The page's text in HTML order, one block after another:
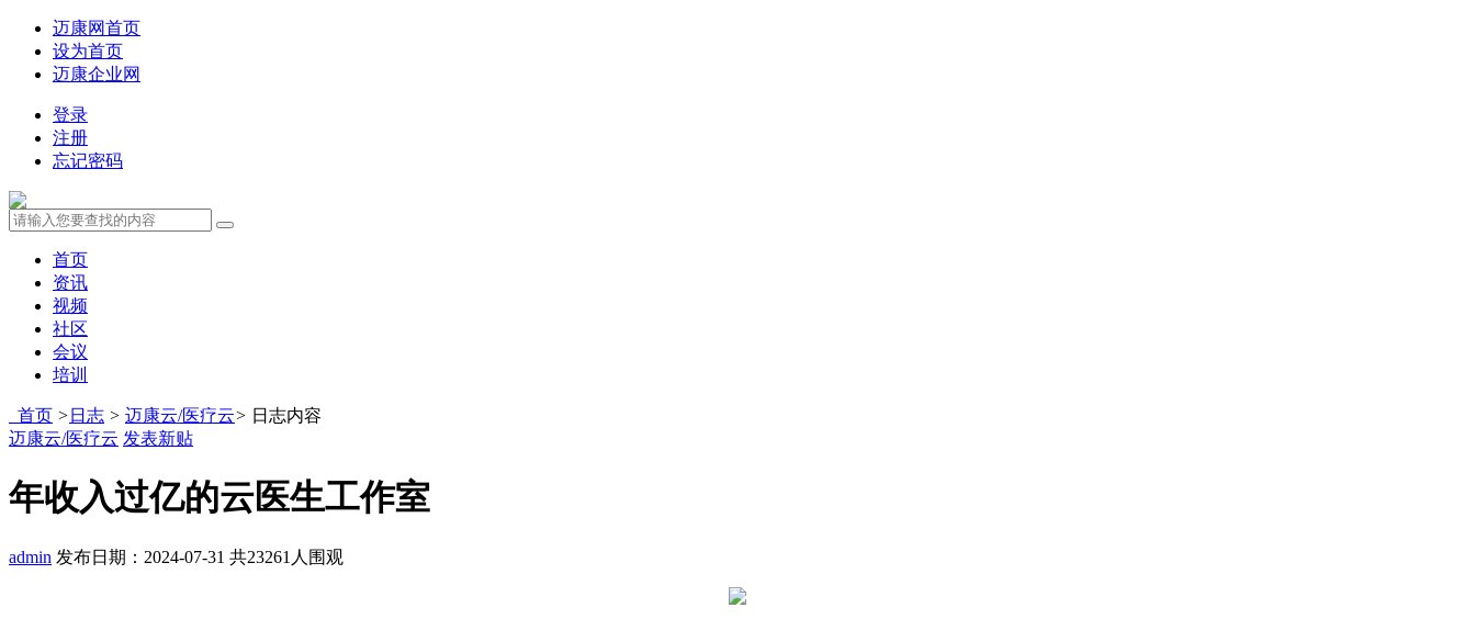
迈康网首页
设为首页
迈康企业网
登录
注册
忘记密码
首页
资讯
视频
社区
会议
培训
首页 > 日志 > 迈康云/医疗云> 日志内容
迈康云/医疗云 发表新贴
年收入过亿的云医生工作室
admin 发布日期：2024-07-31 共23261人围观